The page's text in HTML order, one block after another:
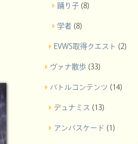
踊り子 (8)
学者 (8)
EVWS取得クエスト (2)
ヴァナ散歩 (33)
バトルコンテンツ (14)
デュナミス (13)
アンバスケード (1)